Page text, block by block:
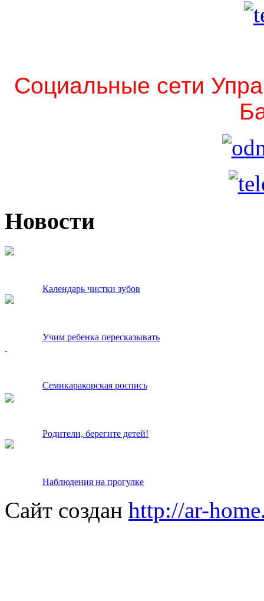
Социальные сети
Новости
Календарь чистки зубов
Учим ребенка пересказывать
Семикаракорская роспись
Родители, берегите детей!
Наблюдения на прогулке
Сайт создан http://ar-